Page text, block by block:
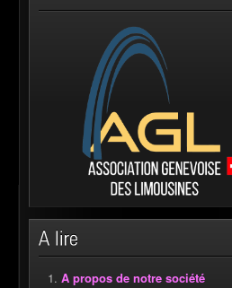
A propos de notre société